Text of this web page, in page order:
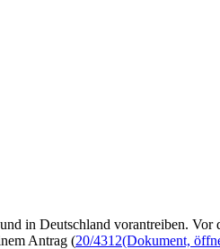
in Deutschland vorantreiben.
Antrag (20/4312(Dokument,